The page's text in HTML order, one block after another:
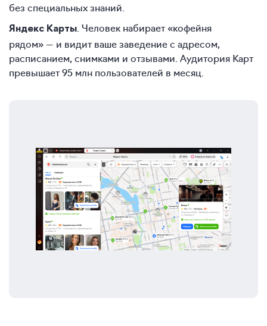
без специальных знаний.
Яндекс Карты . Человек набирает «кофейня
рядом» — и видит ваше заведение с адресом,
расписанием, снимками и отзывами. Аудитория Карт
превышает 95 млн пользователей в месяц.